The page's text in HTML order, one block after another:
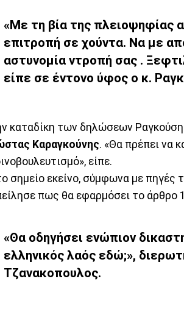
«Με τη βία της πλειοψηφίας
επιτροπή σε χούντα. Να με
αστυνομία ντροπή σας .
είπε σε έντονο ύφος ο κ.
καταδίκη των δηλώσεων
Καραγκούνης. «Θα πρέπει να
είπε.
σημείο εκείνο, σύμφωνα με πηγές
πως θα εφαρμόσει το άρθρο
«Θα οδηγήσει ενώπιον
ελληνικός λαός εδώ;»,
Τζανακοπουλος.